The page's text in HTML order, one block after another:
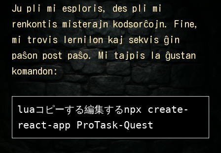
Ju pli mi esploris, des pli mi
renkontis misterajn kodsorĉojn. Fine,
mi trovis lernilon kaj sekvis ĝin
paŝon post paŝo. Mi tajpis la ĝustan
komandon:
luaコピーする編集するnpx create-